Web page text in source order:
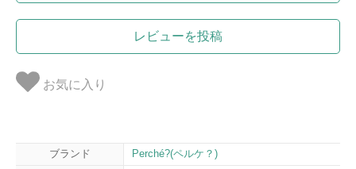
レビューを投稿
お気に入り
ブランド
Perché?(ペルケ？)